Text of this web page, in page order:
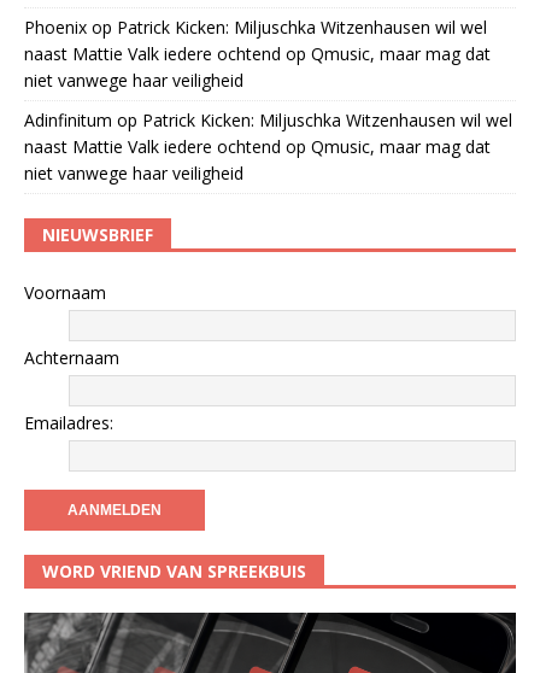
Phoenix op Patrick Kicken: Miljuschka Witzenhausen wil wel
naast Mattie Valk iedere ochtend op Qmusic, maar mag dat
niet vanwege haar veiligheid
Adinfinitum op Patrick Kicken: Miljuschka Witzenhausen wil wel
naast Mattie Valk iedere ochtend op Qmusic, maar mag dat
niet vanwege haar veiligheid
NIEUWSBRIEF
Voornaam
Achternaam
Emailadres:
WORD VRIEND VAN SPREEKBUIS